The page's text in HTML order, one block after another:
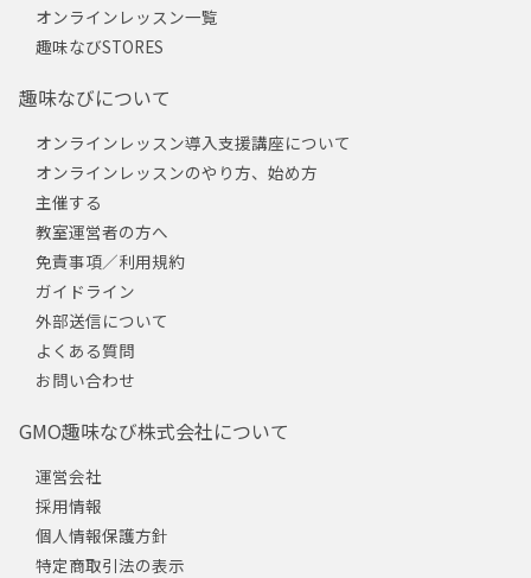
オンラインレッスン一覧
趣味なびSTORES
趣味なびについて
オンラインレッスン導入支援講座について
オンラインレッスンのやり方、始め方
主催する
教室運営者の方へ
免責事項／利用規約
ガイドライン
外部送信について
よくある質問
お問い合わせ
GMO趣味なび株式会社について
運営会社
採用情報
個人情報保護方針
特定商取引法の表示